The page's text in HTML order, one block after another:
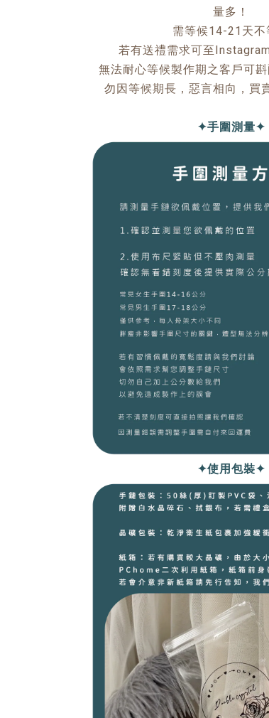
量多！
需等候14-21天不
若有送禮需求可至
無法耐心等候製作期之客戶可斟
勿因等候期長，惡言相向，買
✦手圍測量✦
✦使用包裝✦